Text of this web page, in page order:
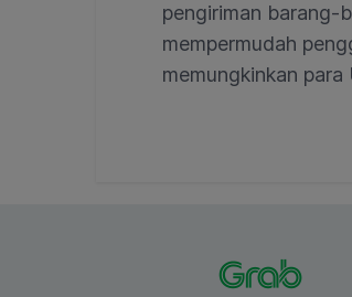
pengiriman barang-
mempermudah
memungkinkan